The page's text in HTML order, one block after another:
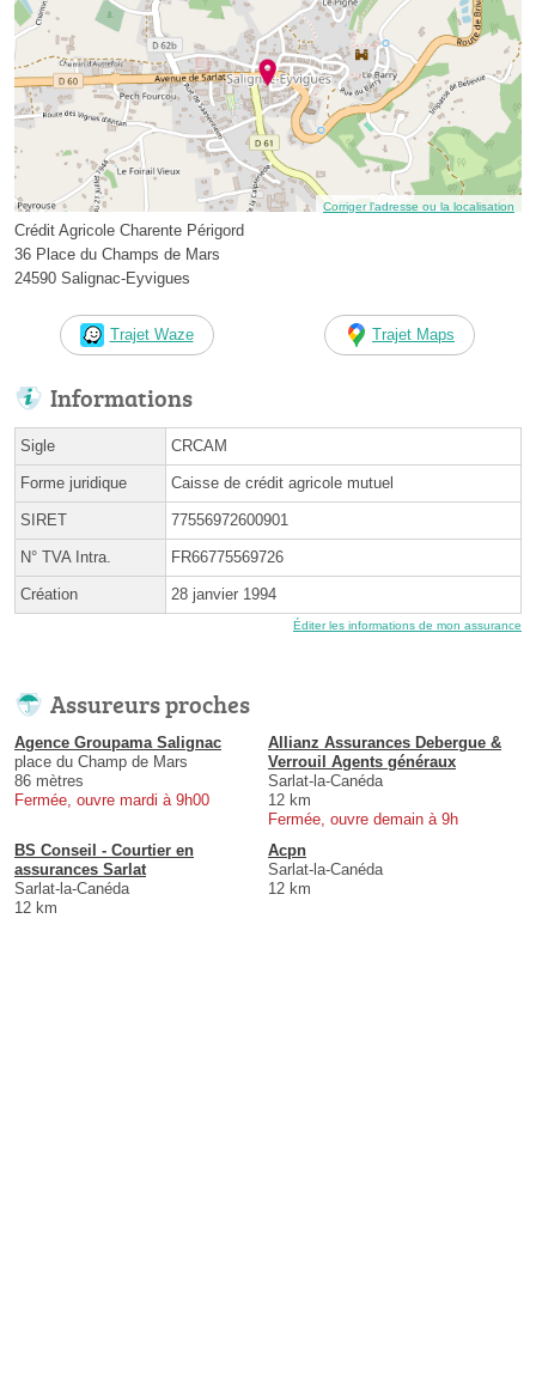
Corriger l’adresse ou la localisation
Crédit Agricole Charente Périgord
36 Place du Champs de Mars
24590 Salignac-Eyvigues
Trajet Waze Trajet Maps
Informations
Sigle CRCAM
Forme juridique Caisse de crédit agricole mutuel
SIRET 77556972600901
N° TVA Intra. FR66775569726
Création 28 janvier 1994
Éditer les informations de mon assurance
Assureurs proches
Agence Groupama Salignac
place du Champ de Mars
86 mètres
Fermée, ouvre mardi à 9h00
Allianz Assurances Debergue &
Verrouil Agents généraux
Sarlat-la-Canéda
12 km
Fermée, ouvre demain à 9h
BS Conseil - Courtier en
assurances Sarlat
Sarlat-la-Canéda
12 km
Acpn
Sarlat-la-Canéda
12 km